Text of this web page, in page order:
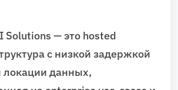
Solutions — это hosted
с низкой задержкой
локации данных,